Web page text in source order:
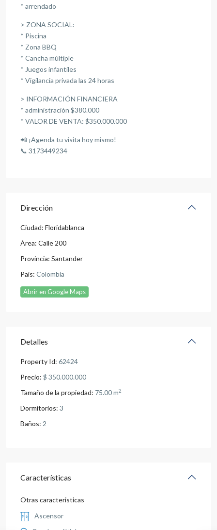
* ⁠arrendado
> ZONA SOCIAL:
* Piscina
* Zona BBQ
* Cancha múltiple
* Juegos infantiles
* Vigilancia privada las 24 horas
> INFORMACIÓN FINANCIERA
* administración $380.000
* VALOR DE VENTA: $350.000.000
📲 ¡Agenda tu visita hoy mismo!
📞 3173449234
Dirección
Ciudad: Floridablanca
Área: Calle 200
Provincia: Santander
País: Colombia
Abrir en Google Maps
Detalles
Property Id: 62424
Precio: $ 350.000.000
Tamaño de la propiedad: 75.00 m2
Dormitorios: 3
Baños: 2
Características
Otras caracteristicas
Ascensor